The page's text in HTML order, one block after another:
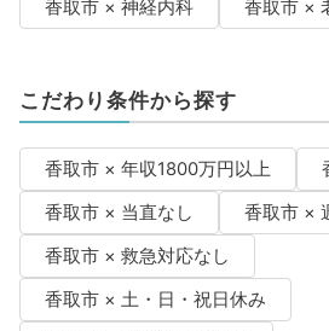
香取市 × 神経内科
香取市 ×
こだわり条件から探す
香取市 × 年収1800万円以上
香取市 × 当直なし
香取市 ×
香取市 × 救急対応なし
香取市 × 土・日・祝日休み